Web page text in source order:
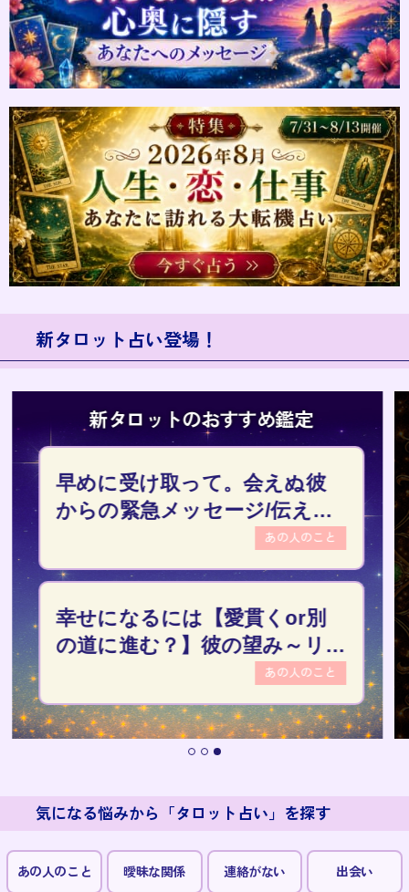
新タロット占い登場！
のおすすめ鑑定
って。会えぬ彼
ッセージ/伝えた
は【愛貫くor別
】彼の望み～リ
新タロット
号泣鑑定【あ
たのポジショ
◆22章
不倫愛決着【
あの人が最後
◆20章
気になる悩みから「タロット占い」を探す
あの人のこと 曖昧な関係 連絡がない 出会い